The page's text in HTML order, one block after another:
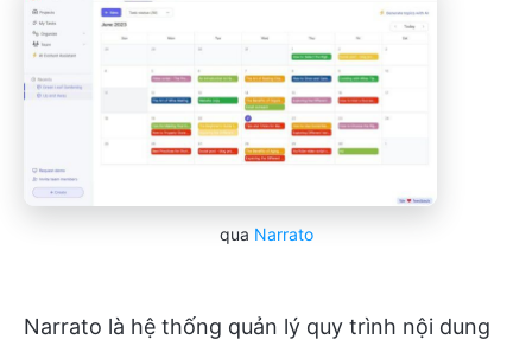
qua Narrato
Narrato là hệ thống quản lý quy trình nội dung